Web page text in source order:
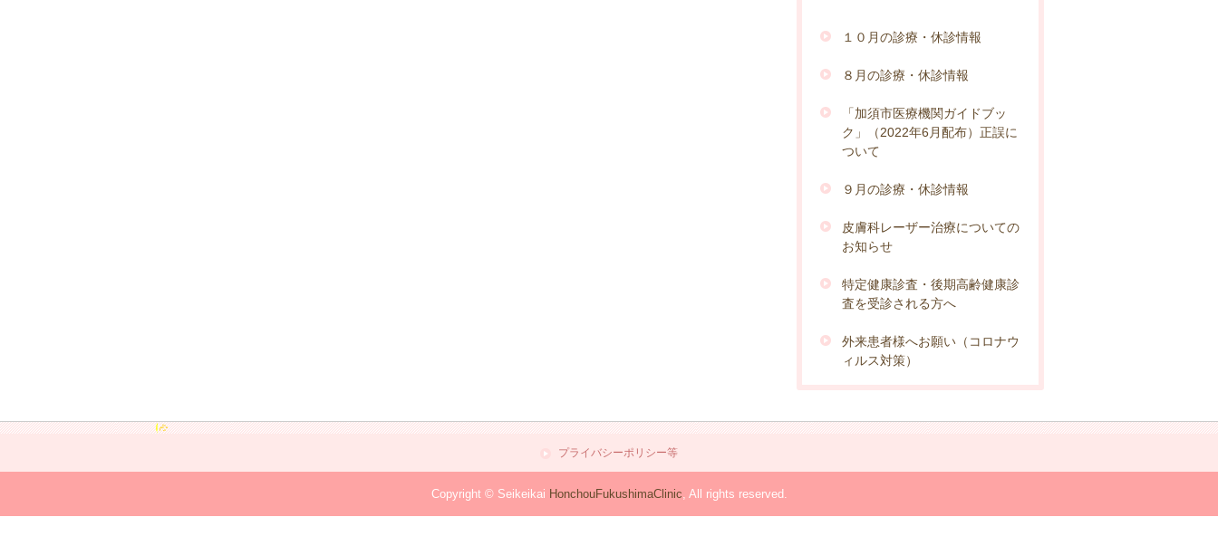
１０月の診療・休診情報
８月の診療・休診情報
「加須市医療機関ガイドブッ
ク」（2022年6月配布）正誤に
ついて
９月の診療・休診情報
皮膚科レーザー治療についての
お知らせ
特定健康診査・後期高齢健康診
査を受診される方へ
外来患者様へお願い（コロナウ
ィルス対策）
プライバシーポリシー等
Copyright © Seikeikai HonchouFukushimaClinic, All rights reserved.